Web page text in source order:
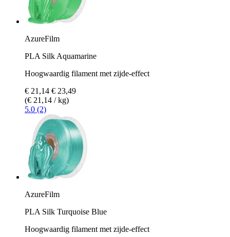
AzureFilm
PLA Silk Aquamarine
Hoogwaardig filament met zijde-effect
€ 21,14 € 23,49
(€ 21,14 / kg)
5.0 (2)
AzureFilm
PLA Silk Turquoise Blue
Hoogwaardig filament met zijde-effect